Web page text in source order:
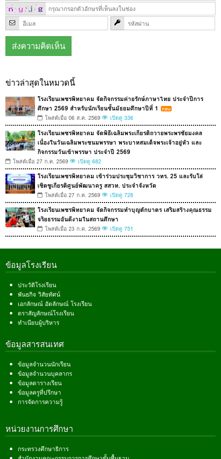
ข่าวล่าสุดในหมวดนี้
โรงเรียนเพชรพิทยาคม จัดกิจกรรมค่ายรักษ์ภาษาไทย ประจำปีการ
ศึกษา 2569 สำหรับนักเรียนชั้นมัธยมศึกษาปีที่ 1
โพสต์เมื่อ 06 ส.ค. 2569 เปิดดู 336
โรงเรียนเพชรพิทยาคม จัดพิธีเฉลิมพระเกียรติถวายพระพรชัยมงคล
เนื่องในวันเฉลิมพระชนมพรรษา พระบาทสมเด็จพระเจ้าอยู่หัว และ
กิจกรรมวันเข้าพรรษา ประจำปี 2569
โพสต์เมื่อ 27 ก.ค. 2569 เปิดดู 682
โรงเรียนเพชรพิทยาคม เข้าร่วมประชุมวิชาการ วทร. 25 และรับโล่
เชิดชูเกียรติศูนย์พัฒนาครู สสวท. ประจำจังหวัด
โพสต์เมื่อ 27 ก.ค. 2569 เปิดดู 728
โรงเรียนเพชรพิทยาคม จัดกิจกรรมทำบุญตักบาตร เสริมสร้างคุณธรรม
จริยธรรมอันดีงามในสถานศึกษา
โพสต์เมื่อ 23 ก.ค. 2569 เปิดดู 751
ข้อมูลโรงเรียน
ประวัติโรงเรียน
พันธกิจ วิสัยทัศน์
เอกลักษณ์ อัตลักษณ์ โรงเรียน
ตราสัญลักษณ์โรงเรียน
ทำเนียบผู้บริหาร
ข้อมูลสารสนเทศ
ข้อมูลจำนวนนักเรียน
ข้อมูลจำนวนบุคลากร
ข้อมูลตารางเรียน
ข้อมูลครูที่ปรึกษา
การจัดการความรู้
หน่วยงานการศึกษา
กระทรวงศึกษาธิการ